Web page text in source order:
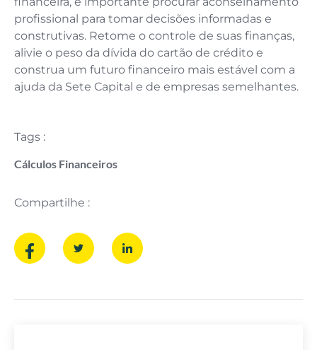
profissional para tomar decisões informadas e
construtivas. Retome o controle de suas finanças,
alivie o peso da dívida do cartão de crédito e
construa um futuro financeiro mais estável com a
ajuda da Sete Capital e de empresas semelhantes.
Tags :
Cálculos Financeiros
Compartilhe :